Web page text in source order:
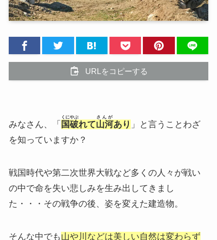
URLをコピーする
みなさん、「 国破
くにやぶ
れて山河
さんが
あり 」と言うことわざ
を知っていますか？
戦国時代や第二次世界大戦など多くの人々が戦い
の中で命を失い悲しみを生み出してきまし
た・・・その戦争の後、姿を変えた建造物。
そんな中でも 山や川などは美しい自然は変わらず